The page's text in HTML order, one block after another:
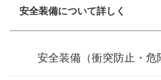
一般的な荷物のサイ
安全装備について詳しく
ーキアシスト、ABSなどが装
安全装備（衝突防止・危